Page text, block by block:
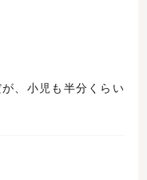
、小児も半分くらい